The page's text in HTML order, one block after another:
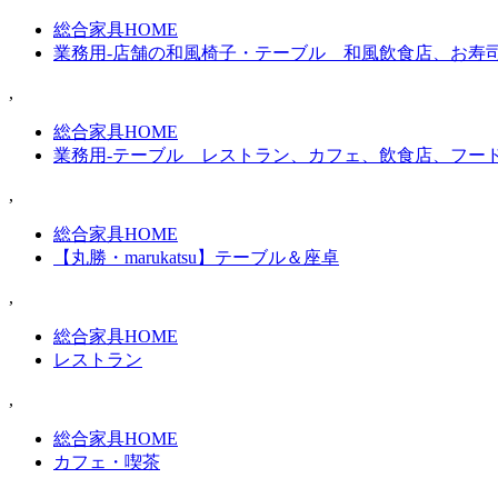
総合家具HOME
業務用-店舗の和風椅子・テーブル 和風飲食店、お寿
,
総合家具HOME
業務用-テーブル レストラン、カフェ、飲食店、フー
,
総合家具HOME
【丸勝・marukatsu】テーブル＆座卓
,
総合家具HOME
レストラン
,
総合家具HOME
カフェ・喫茶